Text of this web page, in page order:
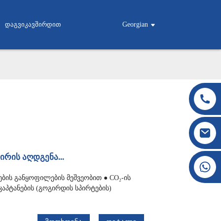
Დაგვიკავშირდით Georgian
+86 138 8076 0589
აღდგენა...
განყოფილების მეშვეობით ● CO₂-ის
(გოგირდის სპირტების)